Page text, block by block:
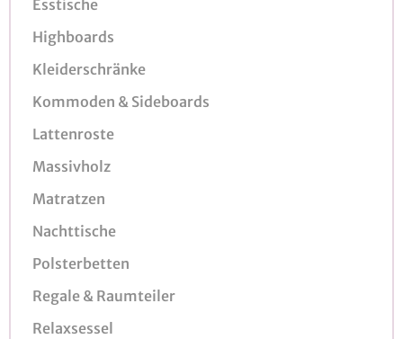
Esstische
Highboards
Kleiderschränke
Kommoden & Sideboards
Lattenroste
Massivholz
Matratzen
Nachttische
Polsterbetten
Regale & Raumteiler
Relaxsessel